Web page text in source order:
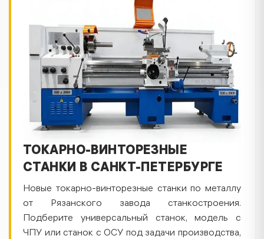
ТОКАРНО-ВИНТОРЕЗНЫЕ
СТАНКИ В САНКТ-ПЕТЕРБУРГЕ
Новые токарно-винторезные станки по металлу
от Рязанского завода станкостроения.
Подберите универсальный станок, модель с
ЧПУ или станок с ОСУ под задачи производства,